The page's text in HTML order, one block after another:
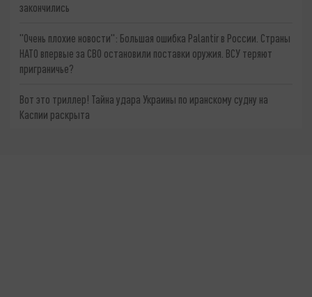
закончились
"Очень плохие новости": Большая ошибка Palantir в России. Страны
НАТО впервые за СВО остановили поставки оружия. ВСУ теряют
приграничье?
Вот это триллер! Тайна удара Украины по иранскому судну на
Каспии раскрыта